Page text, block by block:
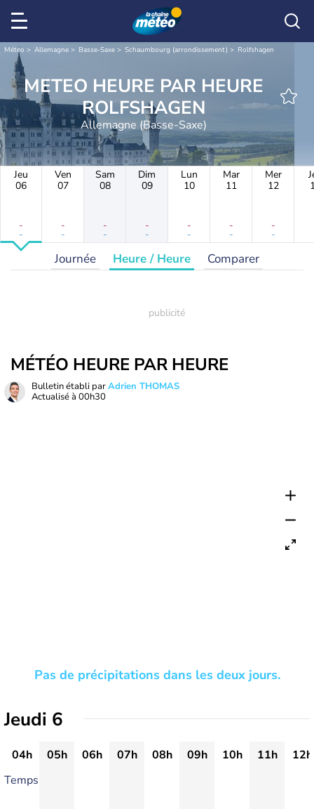
Météo Allemagne Basse-Saxe Schaumbourg (arrondissement) Rolfshagen
METEO HEURE PAR HEURE
ROLFSHAGEN
Allemagne (Basse-Saxe)
Jeu
06
-
-
Ven
07
-
-
Sam
08
-
-
Dim
09
-
-
Lun
10
-
-
Mar
11
-
-
Mer
12
-
-
Journée Heure / Heure Comparer
MÉTÉO HEURE PAR HEURE
Bulletin établi parAdrien THOMAS
Actualisé à 00h30
Pas de précipitations dans les deux jours.
Jeudi 6
04h 05h 06h 07h 08h 09h 10h 11h
12h
Temps